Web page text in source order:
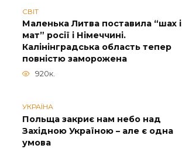
СВІТ
Маленька Литва поставила “шах і
мат” росії і Німеччині.
Калінінградська область тепер
повністю заморожена
920к.
УКРАЇНА
Польща закриє нам небо над
Західною Україною – але є одна
умова